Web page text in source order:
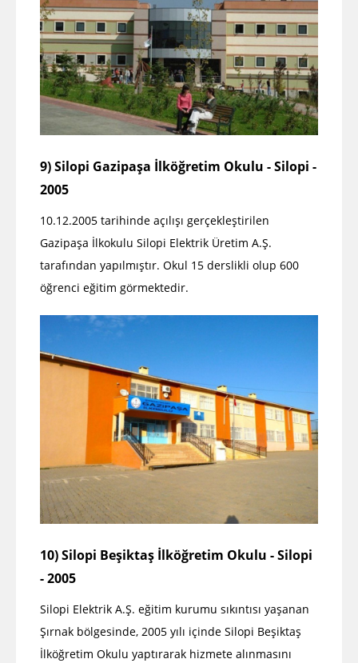
9) Silopi Gazipaşa İlköğretim Okulu - Silopi -
2005
10.12.2005 tarihinde açılışı gerçekleştirilen
Gazipaşa İlkokulu Silopi Elektrik Üretim A.Ş.
tarafından yapılmıştır. Okul 15 derslikli olup 600
öğrenci eğitim görmektedir.
10) Silopi Beşiktaş İlköğretim Okulu - Silopi
- 2005
Silopi Elektrik A.Ş. eğitim kurumu sıkıntısı yaşanan
Şırnak bölgesinde, 2005 yılı içinde Silopi Beşiktaş
İlköğretim Okulu yaptırarak hizmete alınmasını